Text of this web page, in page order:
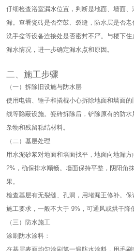
仔细检查浴室漏水位置，判断是地面、墙面
漏。查看瓷砖是否空鼓、裂缝，防水层是否老
洗手盆等设备连接处是否密封不严。与楼下
漏水情况，进一步确定漏水点和原因。​
二、施工步骤​
（一）拆除旧设施与防水层​
使用电镐、锤子和撬棍小心拆除地面和墙面
线等隐蔽设施。瓷砖拆除后，铲除原有的防水
杂物和残留粘结材料。​
（二）基层处理​
用水泥砂浆对地面和墙面找平，地面向地漏
2%，确保排水顺畅。墙面保持平整，阴阳角
果。​
检查基层有无裂缝、孔洞，用堵漏王修补。
施工要求，一般不大于 9%，可通风或烘干降
（三）防水施工​
涂刷防水涂料：​
在基层表面均匀涂刷第一遍防水涂料，用毛